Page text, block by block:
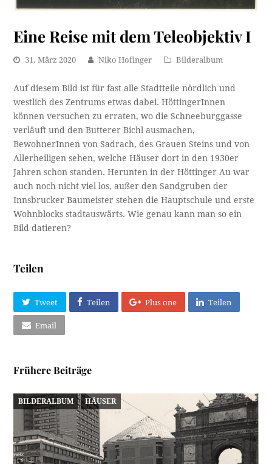
Eine Reise mit dem Teleobjektiv I
31. März 2020 Niko Hofinger Bilderalbum
Auf diesem Bild ist für fast alle Stadtteile nördlich und
westlich des Zentrums etwas dabei. HöttingerInnen
können versuchen zu erraten, wo die Schneeburggasse
verläuft und den Butterer Bichl ausmachen,
BewohnerInnen von Sadrach, des Grauen Steins und von
Allerheiligen sehen, welche Häuser dort in den 1930er
Jahren schon standen. Herunten in der Höttinger Au war
auch noch nicht viel los, außer den Sandgruben der
Innsbrucker Baumeister stehen die Hauptschule und erste
Wohnblocks stadtauswärts. Wie genau kann man so ein
Bild datieren?
Teilen
Tweet Teilen Plus one Teilen
Email
Frühere Beiträge
BILDERALBUM HÄUSER